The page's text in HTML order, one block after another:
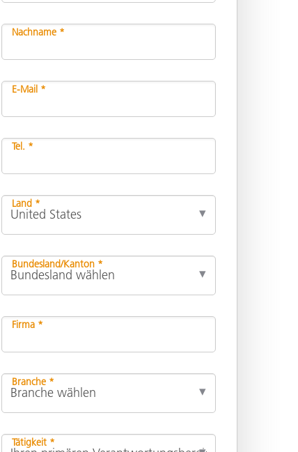
Nachname *
E-Mail *
Tel. *
Land *
Bundesland/Kanton *
Firma *
Branche *
Tätigkeit *